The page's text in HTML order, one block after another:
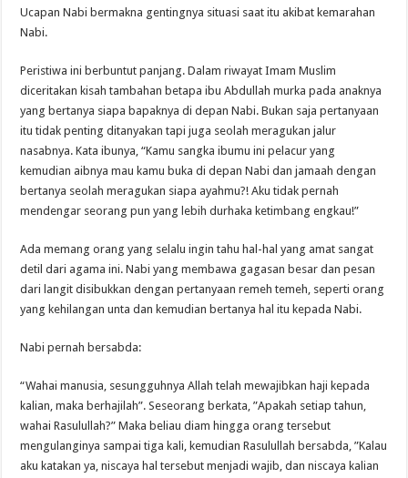
Ucapan Nabi bermakna gentingnya situasi saat itu akibat kemarahan
Nabi.
Peristiwa ini berbuntut panjang. Dalam riwayat Imam Muslim
diceritakan kisah tambahan betapa ibu Abdullah murka pada anaknya
yang bertanya siapa bapaknya di depan Nabi. Bukan saja pertanyaan
itu tidak penting ditanyakan tapi juga seolah meragukan jalur
nasabnya. Kata ibunya, “Kamu sangka ibumu ini pelacur yang
kemudian aibnya mau kamu buka di depan Nabi dan jamaah dengan
bertanya seolah meragukan siapa ayahmu?! Aku tidak pernah
mendengar seorang pun yang lebih durhaka ketimbang engkau!”
Ada memang orang yang selalu ingin tahu hal-hal yang amat sangat
detil dari agama ini. Nabi yang membawa gagasan besar dan pesan
dari langit disibukkan dengan pertanyaan remeh temeh, seperti orang
yang kehilangan unta dan kemudian bertanya hal itu kepada Nabi.
Nabi pernah bersabda:
“Wahai manusia, sesungguhnya Allah telah mewajibkan haji kepada
kalian, maka berhajilah”. Seseorang berkata, ”Apakah setiap tahun,
wahai Rasulullah?” Maka beliau diam hingga orang tersebut
mengulanginya sampai tiga kali, kemudian Rasulullah bersabda, ”Kalau
aku katakan ya, niscaya hal tersebut menjadi wajib, dan niscaya kalian